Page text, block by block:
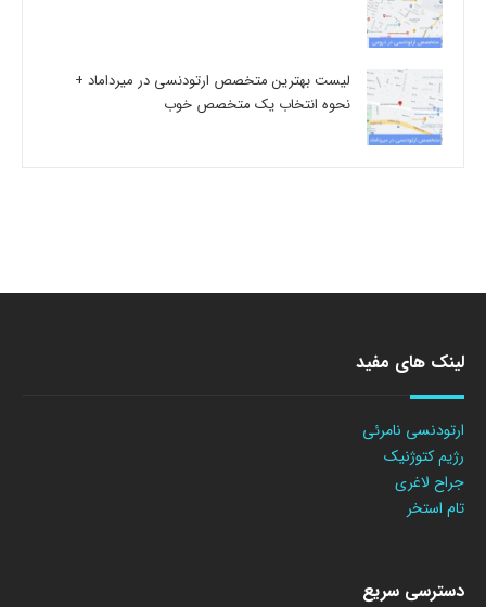
لیست بهترین متخصص ارتودنسی در میرداماد +
نحوه انتخاب یک متخصص خوب
لینک های مفید
ارتودنسی نامرئی
رژیم کتوژنیک
جراح لاغری
تام استخر
دسترسی سریع